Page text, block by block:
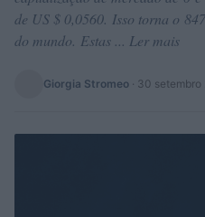
de US $ 0,0560. Isso torna o
do mundo. Estas ... Ler mais
Giorgia Stromeo · 30 setembro